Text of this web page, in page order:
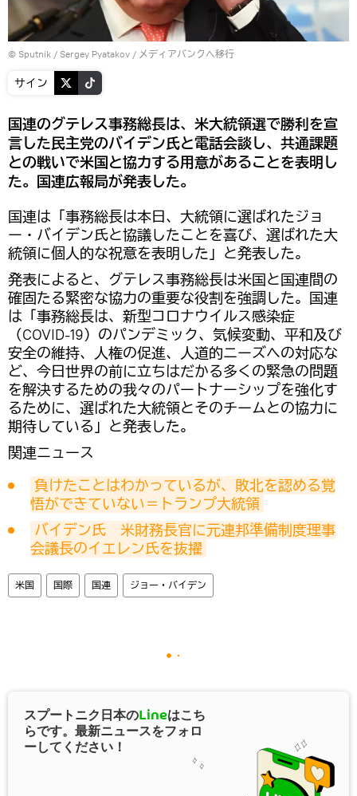
© Sputnik / Sergey Pyatakov / メディアバンクへ移行
サイン
国連のグテレス事務総長は、米大統領選で勝利を宣
言した民主党のバイデン氏と電話会談し、共通課題
との戦いで米国と協力する用意があることを表明し
た。国連広報局が発表した。
国連は「事務総長は本日、大統領に選ばれたジョ
ー・バイデン氏と協議したことを喜び、選ばれた大
統領に個人的な祝意を表明した」と発表した。
発表によると、グテレス事務総長は米国と国連間の
確固たる緊密な協力の重要な役割を強調した。国連
は「事務総長は、新型コロナウイルス感染症
（COVID-19）のパンデミック、気候変動、平和及び
安全の維持、人権の促進、人道的ニーズへの対応な
ど、今日世界の前に立ちはだかる多くの緊急の問題
を解決するための我々のパートナーシップを強化す
るために、選ばれた大統領とそのチームとの協力に
期待している」と発表した。
関連ニュース
負けたことはわかっているが、敗北を認める覚
悟ができていない＝トランプ大統領
バイデン氏　米財務長官に元連邦準備制度理事
会議長のイエレン氏を抜擢
米国 国際 国連 ジョー・バイデン
スプートニク日本のLineはこち
らです。最新ニュースをフォロ
ーしてください！